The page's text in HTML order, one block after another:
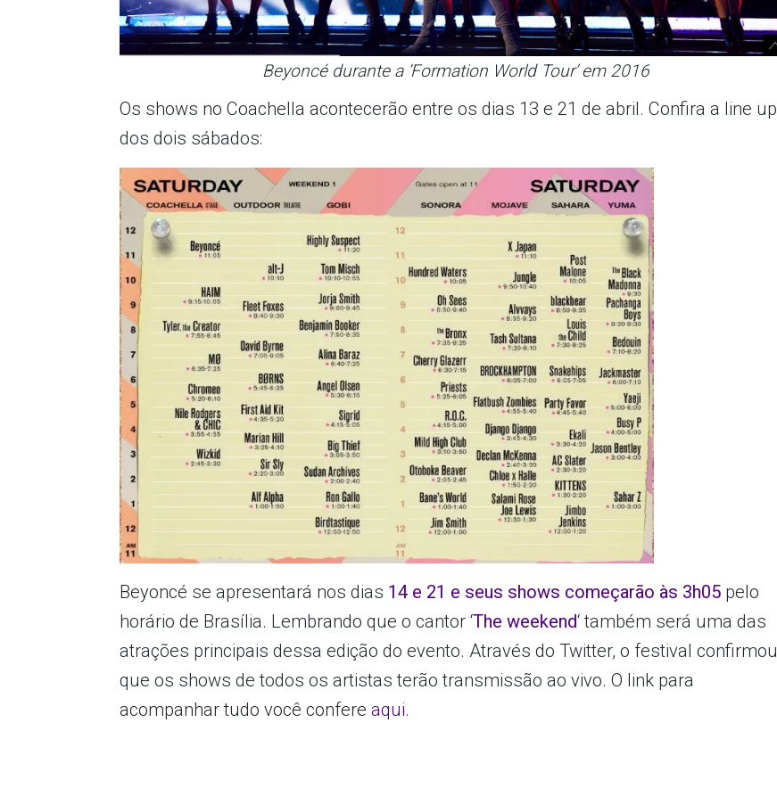
Beyoncé durante a ‘Formation World Tour’ em 2016
Os shows no Coachella acontecerão entre os dias 13 e 21 de abril. Confira a line up
dos dois sábados:
Beyoncé se apresentará nos dias 14 e 21 e seus shows começarão às 3h05 pelo
horário de Brasília. Lembrando que o cantor ‘The weekend‘ também será uma das
atrações principais dessa edição do evento. Através do Twitter, o festival confirmou
que os shows de todos os artistas terão transmissão ao vivo. O link para
acompanhar tudo você confereaqui.